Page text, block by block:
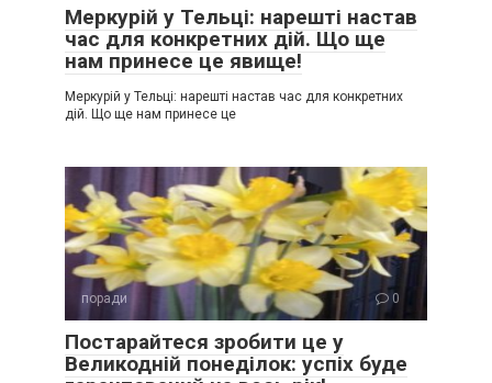
Меркурій у Тельці: нарешті настав
час для конкретних дій. Що ще
нам принесе це явище!
Меркурій у Тельці: нарешті настав час для конкретних
дій. Що ще нам принесе це
поради 0
Постарайтеся зробити це у
Великодній понеділок: успіх буде